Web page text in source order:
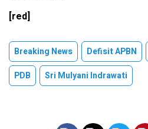
[red]
Breaking News Defisit APBN
PDB
Sri Mulyani Indrawati